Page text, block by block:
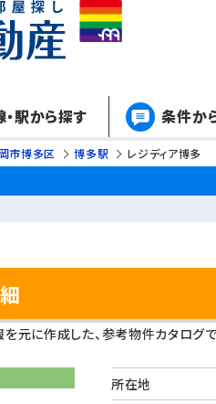
駅から探す 条件か
市博多区 博多駅 レジディア博多
に作成した、参考物件カタログで
所在地